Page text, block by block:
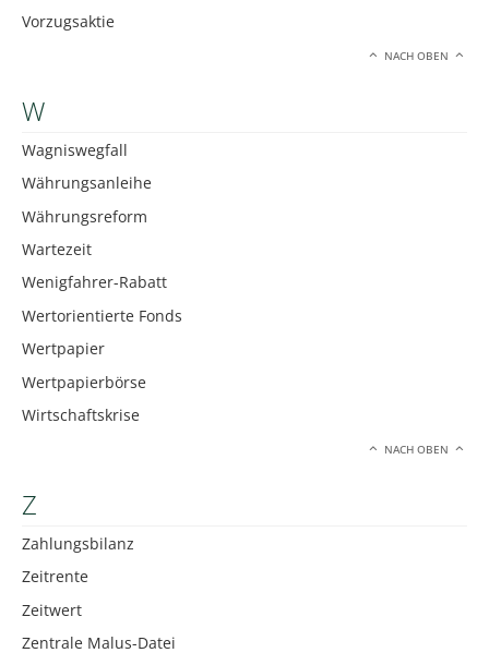
Vorzugsaktie
NACH OBEN
W
Wagniswegfall
Währungsanleihe
Währungsreform
Wartezeit
Wenigfahrer-Rabatt
Wertorientierte Fonds
Wertpapier
Wertpapierbörse
Wirtschaftskrise
NACH OBEN
Z
Zahlungsbilanz
Zeitrente
Zeitwert
Zentrale Malus-Datei